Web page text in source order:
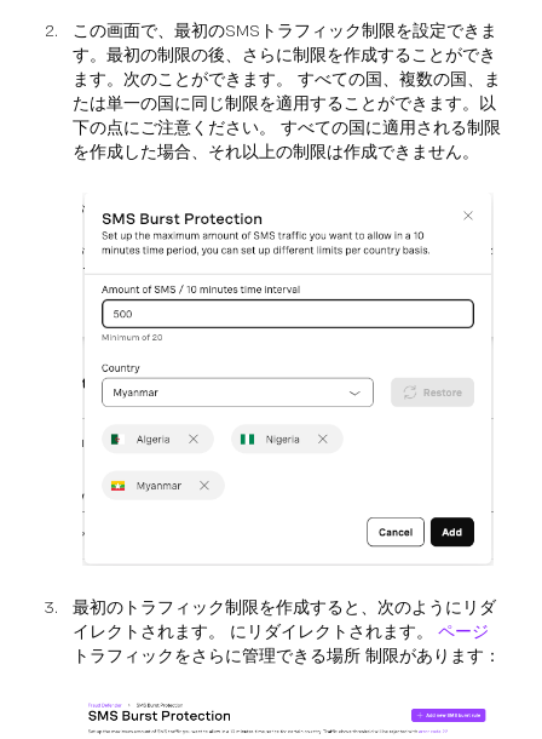
この画面で、最初のSMSトラフィック制限を設定できま
す。最初の制限の後、さらに制限を作成することができ
ます。次のことができます。 すべての国、複数の国、ま
たは単一の国に同じ制限を適用することができます。以
下の点にご注意ください。 すべての国に適用される制限
を作成した場合、それ以上の制限は作成できません。
最初のトラフィック制限を作成すると、次のようにリダ
イレクトされます。 にリダイレクトされます。 ページ
トラフィックをさらに管理できる場所 制限があります：